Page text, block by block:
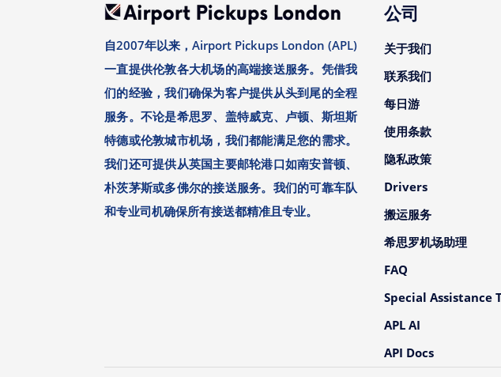
自2007年以来，Airport Pickups London (APL)
一直提供伦敦各大机场的高端接送服务。凭借我
们的经验，我们确保为客户提供从头到尾的全程
服务。不论是希思罗、盖特威克、卢顿、斯坦斯
特德或伦敦城市机场，我们都能满足您的需求。
我们还可提供从英国主要邮轮港口如南安普顿、
朴茨茅斯或多佛尔的接送服务。我们的可靠车队
和专业司机确保所有接送都精准且专业。
公司
关于我们
联系我们
每日游
使用条款
隐私政策
Drivers
搬运服务
希思罗机场助理
FAQ
Special Assistance
APL AI
API Docs